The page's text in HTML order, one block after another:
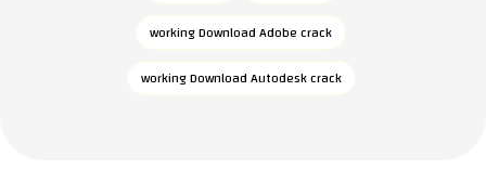
working Download Adobe crack
working Download Autodesk crack